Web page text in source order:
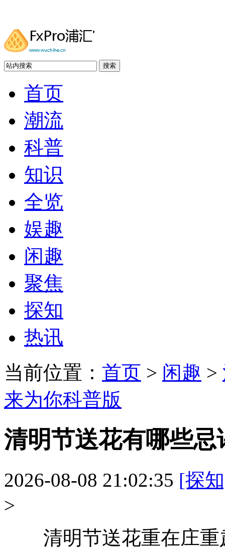
搜索
首页
潮流
科普
知识
全览
娱趣
闲趣
聚焦
探知
热讯
当前位置： 首页 > 闲趣 >
来为你科普版
清明节送花有哪些
2026-08-08 21:02:35 [探
>
清明节送花重在庄重